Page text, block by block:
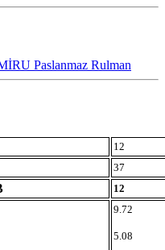
Paslanmaz Rulman
12
37
12
9.72
5.08